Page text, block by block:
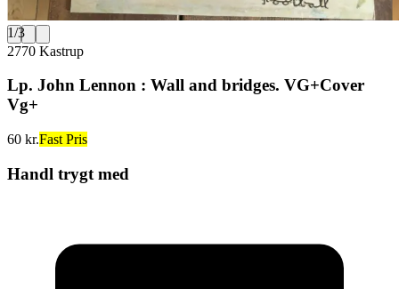
1/3
2770 Kastrup
Lp. John Lennon : Wall and bridges. VG+Cover
Vg+
60 kr.Fast Pris
Handl trygt med